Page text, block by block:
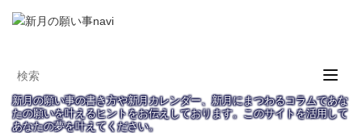
新月の願い事の書き方や新月カレンダー、新月にまつわるコラムであな
たの願いを叶えるヒントをお伝えしております。このサイトを活用して
あなたの夢を叶えてください。